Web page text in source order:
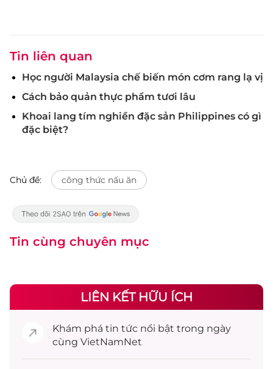
Tin liên quan
Học người Malaysia chế biến món cơm rang lạ vị
Cách bảo quản thực phẩm tươi lâu
Khoai lang tím nghiền đặc sản Philippines có gì
đặc biệt?
Chủ đề: công thức nấu ăn
Tin cùng chuyên mục
LIÊN KẾT HỮU ÍCH
Khám phá tin tức nổi bật trong ngày
cùng VietNamNet